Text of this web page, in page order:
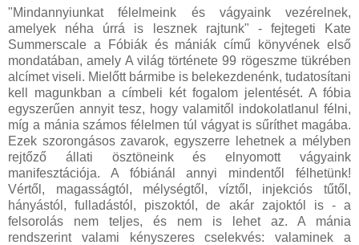
"Mindannyiunkat félelmeink és vágyaink vezérelnek,
amelyek néha úrrá is lesznek rajtunk" - fejtegeti Kate
Summerscale a Fóbiák és mániák című könyvének első
mondatában, amely A világ története 99 rögeszme tükrében
alcímet viseli. Mielőtt bármibe is belekezdenénk, tudatosítani
kell magunkban a címbeli két fogalom jelentését. A fóbia
egyszerűen annyit tesz, hogy valamitől indokolatlanul félni,
míg a mánia számos félelmen túl vágyat is sűríthet magába.
Ezek szorongásos zavarok, egyszerre lehetnek a mélyben
rejtőző állati ösztöneink és elnyomott vágyaink
manifesztációja. A fóbiánál annyi mindentől félhetünk!
Vértől, magasságtól, mélységtől, víztől, injekciós tűtől,
hányástól, fulladástól, piszoktól, de akár zajoktól is - a
felsorolás nem teljes, és nem is lehet az. A mánia
rendszerint valami kényszeres cselekvés: valaminek a